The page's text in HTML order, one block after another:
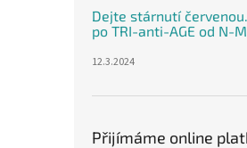
Dejte stárnutí
po TRI-anti-AGE od N-
12.3.2024
Přijímáme online